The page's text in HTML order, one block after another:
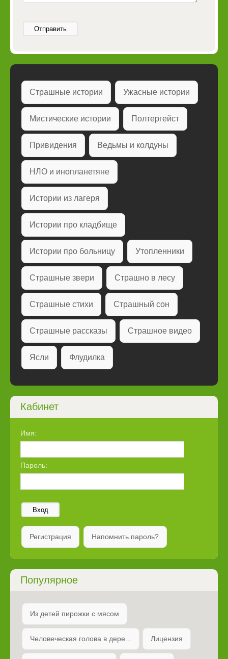
Отправить
Страшные истории Ужасные истории
Мистические истории Полтергейст
Привидения Ведьмы и колдуны
НЛО и инопланетяне
Истории из лагеря
Истории про кладбище
Истории про больницу Утопленники
Страшные звери Страшно в лесу
Страшные стихи Страшный сон
Страшные рассказы Страшное видео
Ясли Флудилка
Кабинет
Имя:
Пароль:
Вход
Регистрация Напомнить пароль?
Популярное
Из детей пирожки с мясом
Человеческая голова в дере... Лицензия